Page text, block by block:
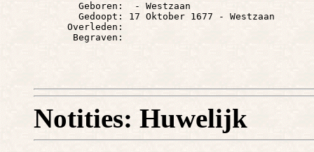
        Geboren:  - Westzaan
        Gedoopt: 17 Oktober 1677 - Westzaan
      Overleden:
Notities: Huwelijk